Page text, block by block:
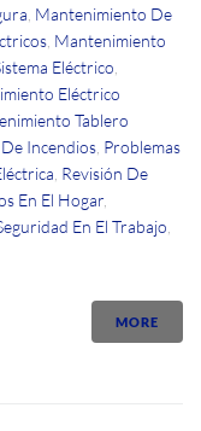
, Mantenimiento De
, Mantenimiento
Eléctrico,
Eléctrico
Tablero
Incendios, Problemas
, Revisión De
En El Hogar,
En El Trabajo,
MORE